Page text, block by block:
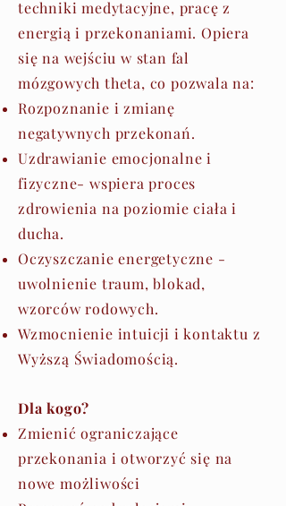
techniki medytacyjne, pracę z
energią i przekonaniami. Opiera
się na wejściu w stan fal
mózgowych theta, co pozwala na:
Rozpoznanie i zmianę
negatywnych przekonań.
Uzdrawianie emocjonalne i
fizyczne- wspiera proces
zdrowienia na poziomie ciała i
ducha.
Oczyszczanie energetyczne -
uwolnienie traum, blokad,
wzorców rodowych.
Wzmocnienie intuicji i kontaktu z
Wyższą Świadomością.
Dla kogo?
Zmienić ograniczające
przekonania i otworzyć się na
nowe możliwości